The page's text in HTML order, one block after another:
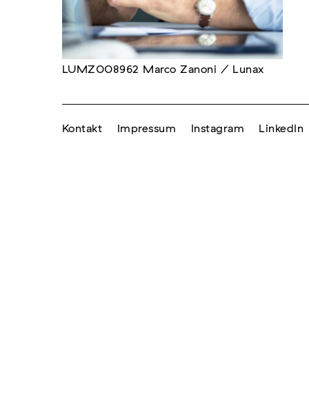
LUMZ008962 Marco Zanoni / Lunax
Kontakt Impressum Instagram LinkedIn